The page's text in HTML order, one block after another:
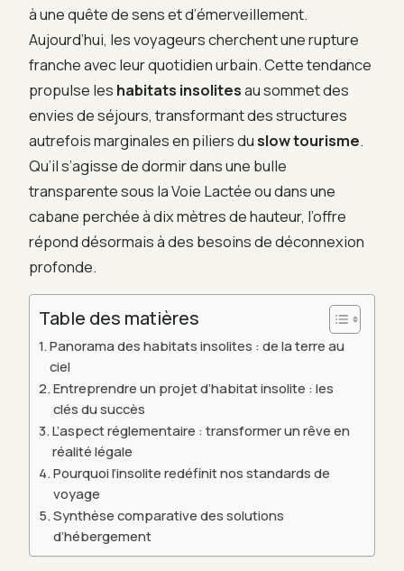
à une quête de sens et d’émerveillement.
Aujourd’hui, les voyageurs cherchent une rupture
franche avec leur quotidien urbain. Cette tendance
propulse les habitats insolitesau sommet des
envies de séjours, transformant des structures
autrefois marginales en piliers duslow tourisme.
Qu’il s’agisse de dormir dans une bulle
transparente sous la Voie Lactée ou dans une
cabane perchée à dix mètres de hauteur, l’offre
répond désormais à des besoins de déconnexion
profonde.
Table des matières
Panorama des habitats insolites : de la terre au
ciel
Entreprendre un projet d’habitat insolite : les
clés du succès
L’aspect réglementaire : transformer un rêve en
réalité légale
Pourquoi l’insolite redéfinit nos standards de
voyage
Synthèse comparative des solutions
d’hébergement